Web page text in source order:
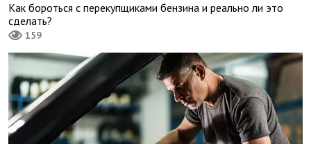
Как бороться с перекупщиками бензина и реально ли это
сделать?
159